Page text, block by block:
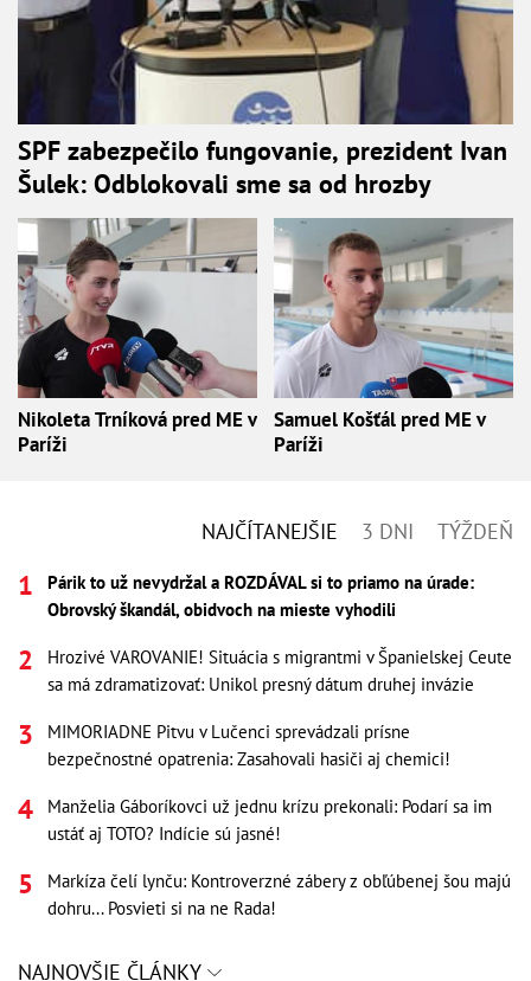
SPF zabezpečilo fungovanie, prezident Ivan
Šulek: Odblokovali sme sa od hrozby
Nikoleta Trníková pred ME v
Paríži
Samuel Košťál pred ME v
Paríži
NAJČÍTANEJŠIE 3 DNI TÝŽDEŇ
Párik to už nevydržal a ROZDÁVAL si to priamo na úrade:
Obrovský škandál, obidvoch na mieste vyhodili
Hrozivé VAROVANIE! Situácia s migrantmi v Španielskej Ceute
sa má zdramatizovať: Unikol presný dátum druhej invázie
MIMORIADNE Pitvu v Lučenci sprevádzali prísne
bezpečnostné opatrenia: Zasahovali hasiči aj chemici!
Manželia Gáboríkovci už jednu krízu prekonali: Podarí sa im
ustáť aj TOTO? Indície sú jasné!
Markíza čelí lynču: Kontroverzné zábery z obľúbenej šou majú
dohru... Posvieti si na ne Rada!
NAJNOVŠIE ČLÁNKY